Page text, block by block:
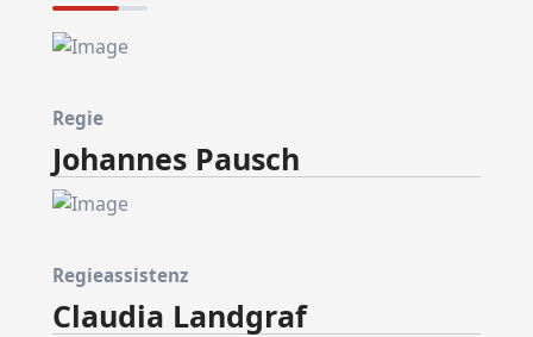
Regie
Johannes Pausch
Regieassistenz
Claudia Landgraf